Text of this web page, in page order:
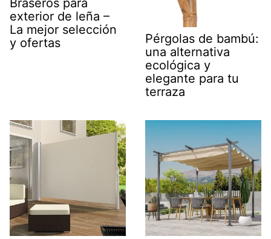
exterior de leña –
La mejor selección
y ofertas
Pérgolas de bambú:
una alternativa
ecológica y
elegante para tu
terraza